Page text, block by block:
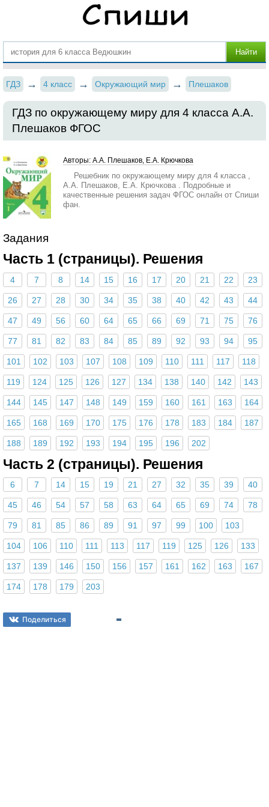
ГДЗ 4 класс Окружающий мир Плешаков
ГДЗ по окружающему миру для 4 класса А.А.
Плешаков ФГОС
Авторы: А.А. Плешаков, Е.А. Крючкова
Решебник по окружающему миру для 4 класса ,
А.А. Плешаков, Е.А. Крючкова . Подробные и
качественные решения задач ФГОС онлайн от Спиши
фан.
Задания
Часть 1 (страницы). Решения
4 7 8 14 15 16 17 20 21 22 23
26 27 28 30 34 35 38 40 42 43 44
47 49 56 60 64 65 66 69 71 75 76
77 81 82 83 84 85 89 92 93 94 95
101 102 103 107 108 109 110 111 117 118
119 124 125 126 127 134 138 140 142 143
144 145 147 148 149 159 160 161 163 164
165 168 169 170 175 176 178 183 184 187
188 189 192 193 194 195 196 202
Часть 2 (страницы). Решения
6 7 14 15 19 21 27 32 35 39 40
45 46 54 57 58 63 64 65 69 74 78
79 81 85 86 89 91 97 99 100 103
104 106 110 111 113 117 119 125 126 133
137 139 146 150 156 157 161 162 163 167
174 178 179 203
Поделиться